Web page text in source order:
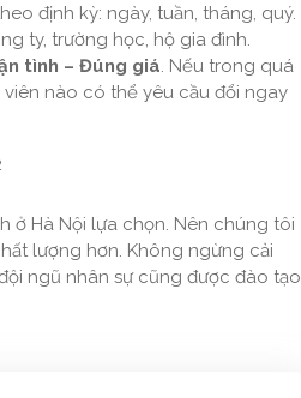
định kỳ: ngày, tuần, tháng, quý.
ty, trường học, hộ gia đình.
tình – Đúng giá. Nếu trong quá
nào có thể yêu cầu đổi ngay
ở Hà Nội lựa chọn. Nên chúng tôi
lượng hơn. Không ngừng cải
ngũ nhân sự cũng được đào tạo